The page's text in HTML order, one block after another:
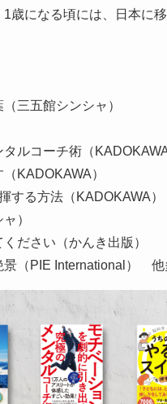
歳になる頃には、日本に
三五館シンシャ）
ルコーチ術（KADOKAWA
KADOKAWA）
する方法（KADOKAWA）
）
ださい（かんき出版）
景（PIE International） 他